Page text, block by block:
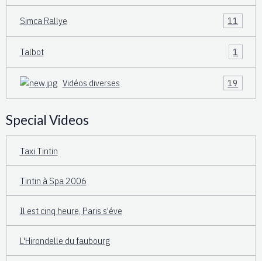
Simca Rallye 11
Talbot 1
Vidéos diverses 19
Special Videos
Taxi Tintin
Tintin à Spa 2006
Il est cinq heure, Paris s'éve
L'Hirondelle du faubourg